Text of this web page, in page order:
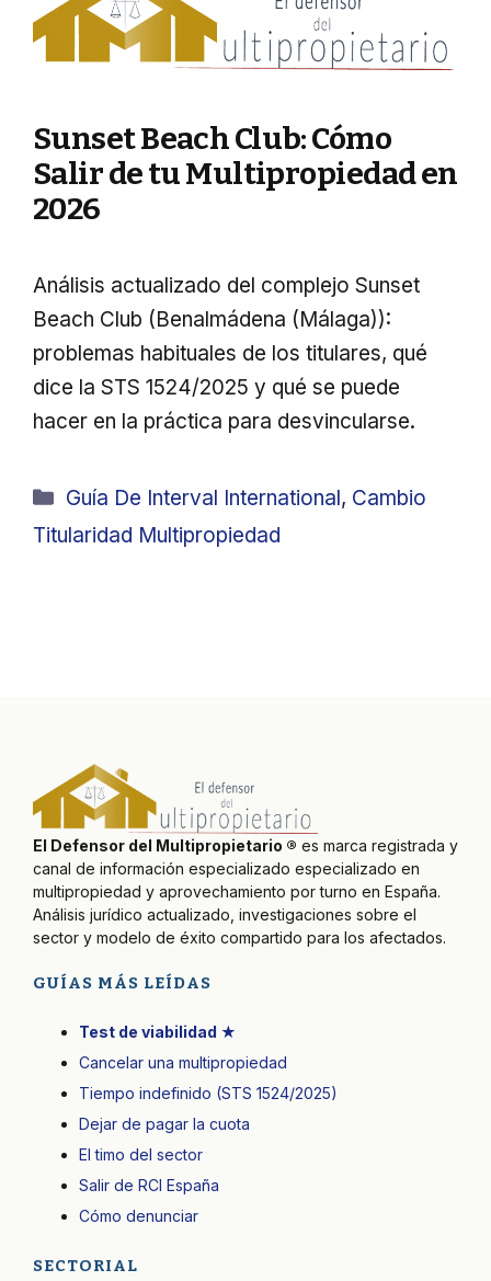
Sunset Beach Club: Cómo
Salir de tu Multipropiedad en
2026
Análisis actualizado del complejo Sunset
Beach Club (Benalmádena (Málaga)):
problemas habituales de los titulares, qué
dice la STS 1524/2025 y qué se puede
hacer en la práctica para desvincularse.
Categorías
Guía De Interval International, Cambio
Titularidad Multipropiedad
El Defensor del Multipropietario ® es marca registrada y
canal de información especializado especializado en
multipropiedad y aprovechamiento por turno en España.
Análisis jurídico actualizado, investigaciones sobre el
sector y modelo de éxito compartido para los afectados.
GUÍAS MÁS LEÍDAS
Test de viabilidad ★
Cancelar una multipropiedad
Tiempo indefinido (STS 1524/2025)
Dejar de pagar la cuota
El timo del sector
Salir de RCI España
Cómo denunciar
SECTORIAL